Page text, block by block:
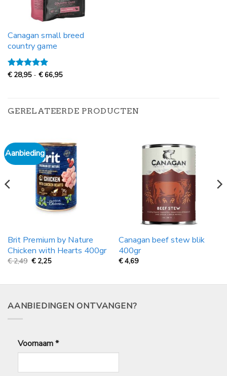
Canagan small breed
country game
Gewaardeerd
€ 28,95 - €66,95Prijsklasse:
66,95
GERELATEERDE PRODUCTEN
Aanbieding
Brit Premium by Nature
Chicken with Hearts 400gr
€2,49 Oorspronkelijke
prijs
2,49.
€ 2,25Huidige
2,25.
Canagan beef stew blik
400gr
€4,69
AANBIEDINGEN ONTVANGEN?
Voornaam*